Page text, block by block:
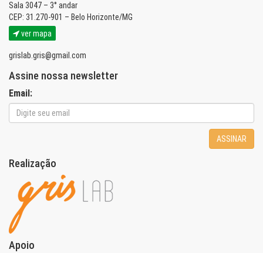
Sala 3047 – 3° andar
CEP: 31.270-901 – Belo Horizonte/MG
ver mapa
grislab.gris@gmail.com
Assine nossa newsletter
Email:
ASSINAR
Realização
Apoio